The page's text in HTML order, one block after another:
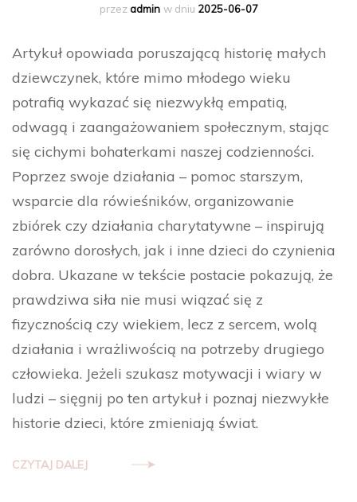
przezadmin w dniu 2025-06-07
Artykuł opowiada poruszającą historię małych
dziewczynek, które mimo młodego wieku
potrafią wykazać się niezwykłą empatią,
odwagą i zaangażowaniem społecznym, stając
się cichymi bohaterkami naszej codzienności.
Poprzez swoje działania – pomoc starszym,
wsparcie dla rówieśników, organizowanie
zbiórek czy działania charytatywne – inspirują
zarówno dorosłych, jak i inne dzieci do czynienia
dobra. Ukazane w tekście postacie pokazują, że
prawdziwa siła nie musi wiązać się z
fizycznością czy wiekiem, lecz z sercem, wolą
działania i wrażliwością na potrzeby drugiego
człowieka. Jeżeli szukasz motywacji i wiary w
ludzi – sięgnij po ten artykuł i poznaj niezwykłe
historie dzieci, które zmieniają świat.
CZYTAJ DALEJ